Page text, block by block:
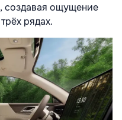
, создавая ощущение
рядах.